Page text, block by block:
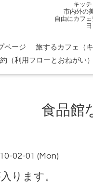
キッ
市内外の
自由にカフ
ページ 旅するカフェ（
（利用フローとおねがい）
食品館
02-01 (Mon)
ります。